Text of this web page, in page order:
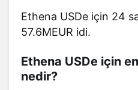
Ethena USDe için 24
57.6MEUR idi.
Ethena USDe için
nedir?